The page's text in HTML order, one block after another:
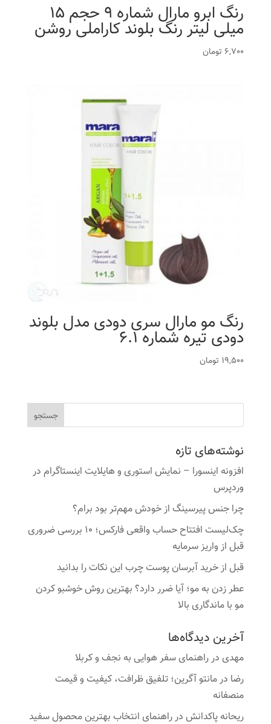
رنگ ابرو مارال شماره 9 حجم 15
میلی لیتر رنگ بلوند کاراملی روشن
6,700 تومان
رنگ مو مارال سری دودی مدل بلوند
دودی تیره شماره 6.1
19,500 تومان
نوشته‌های تازه
افزونه اینسورا – نمایش استوری و هایلایت اینستاگرام در
وردپرس
چرا جنس پیرسینگ از خودش مهم‌تر بود برام؟
چک‌لیست افتتاح حساب واقعی فارکس؛ ۱۰ بررسی ضروری
قبل از واریز سرمایه
قبل از خرید آبرسان پوست چرب این نکات را بدانید
عطر زدن به مو؛ آیا ضرر دارد؟ بهترین روش خوشبو کردن
مو با ماندگاری بالا
آخرین دیدگاه‌ها
مهدیدرراهنمای سفر هوایی به نجف و کربلا
رضا درمانتو آگرین؛ تلفیق ظرافت، کیفیت و قیمت
منصفانه
ریحانه پاکدانشدرراهنمای انتخاب بهترین محصول سفید